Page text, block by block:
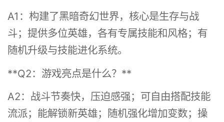
A1：构建了黑暗奇幻世界，核心是生存与战
斗；提供多位英雄，各有专属技能和风格；有
随机升级与技能进化系统。
**Q2：游戏亮点是什么？**
A2：战斗节奏快，压迫感强；可自由搭配技能
流派；能解锁新英雄；随机强化增加变数；操